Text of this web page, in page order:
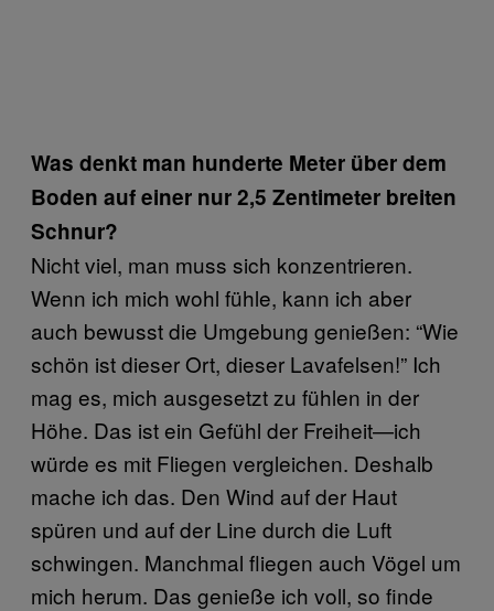
Was denkt man hunderte Meter über dem
Boden auf einer nur 2,5 Zentimeter breiten
Schnur?
Nicht viel, man muss sich konzentrieren.
Wenn ich mich wohl fühle, kann ich aber
auch bewusst die Umgebung genießen: “Wie
schön ist dieser Ort, dieser Lavafelsen!” Ich
mag es, mich ausgesetzt zu fühlen in der
Höhe. Das ist ein Gefühl der Freiheit—ich
würde es mit Fliegen vergleichen. Deshalb
mache ich das. Den Wind auf der Haut
spüren und auf der Line durch die Luft
schwingen. Manchmal fliegen auch Vögel um
mich herum. Das genieße ich voll, so finde